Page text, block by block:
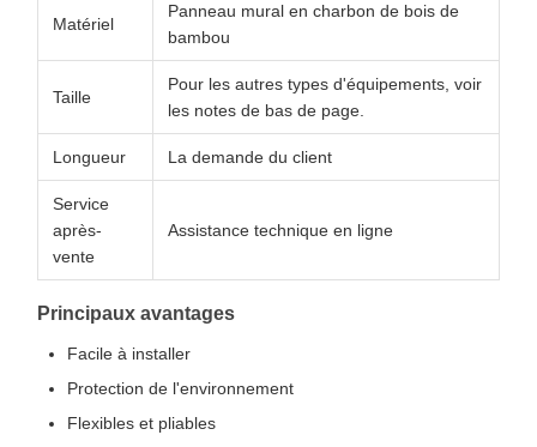
Matériel
Panneau mural en charbon de bois de
bambou
Taille
Pour les autres types d'équipements, voir
les notes de bas de page.
Longueur La demande du client
Service
après-
vente
Assistance technique en ligne
Principaux avantages
Facile à installer
Protection de l'environnement
Flexibles et pliables